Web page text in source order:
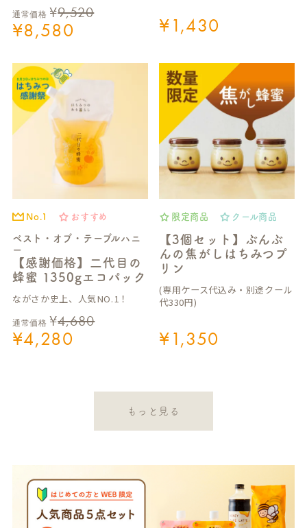
通常価格 ¥9,520
¥8,580 ¥1,430
No.1 おすすめ
ベスト・オブ・テーブルハニ
ー
【感謝価格】二代目の
蜂蜜 1350gエコパック
ながさか史上、人気NO.1！
通常価格 ¥4,680
¥4,280
限定商品 クール商品
【3個セット】ぶんぶ
んの焦がしはちみつプ
リン
(専用ケース代込み・別途クール
代330円)
¥1,350
もっと見る